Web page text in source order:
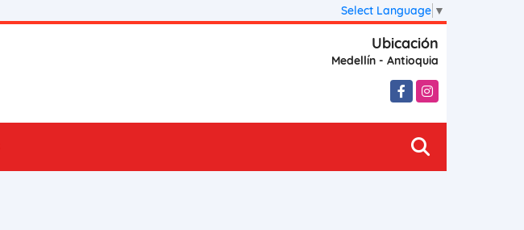
Select Language ▼
Ubicación
Medellín - Antioquia
FacebookInstagram